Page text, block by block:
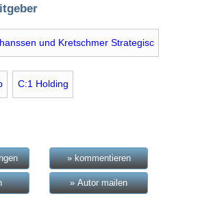
und Kretschmer Strategisc
C:1 Holding
» kommentieren
» Autor mailen